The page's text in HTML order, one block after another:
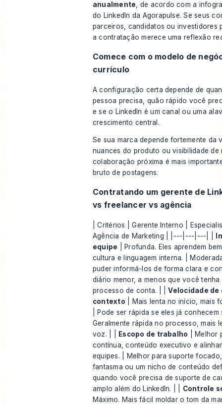
anualmente, de acordo coma
do LinkedIn da Agorapulse. Se seus
parceiros, candidatos ou investidores
a contratação merece uma reflexão
Comece com o modelo de
currículo
A configuração certa depende de
pessoa precisa, quão rápido você
e se o LinkedIn é um canal ou uma
crescimento central.
Se sua marca depende fortemente da
nuances do produto ou visibilidade de
colaboração próxima é mais
bruto de postagens.
Contratando um gerente de
vs freelancer vs agência
| Critérios | Gerente Interno |
Agência de Marketing | |---|---|---| |
equipe | Profunda. Eles aprendem
cultura e linguagem interna. |
puder informá-los de forma clara e
diário menor, a menos que você tenha
processo de conta. | |Velocidade
contexto | Mais lenta no início, mais
| Pode ser rápida se eles já
Geralmente rápida no processo, mais
voz. | |
Escopo de trabalho | Melhor
contínua, conteúdo executivo e
equipes. | Melhor para suporte
fantasma ou um nicho de conteúdo
quando você precisa de suporte de
amplo além do LinkedIn. | | Controle
Máximo. Mais fácil moldar o tom da